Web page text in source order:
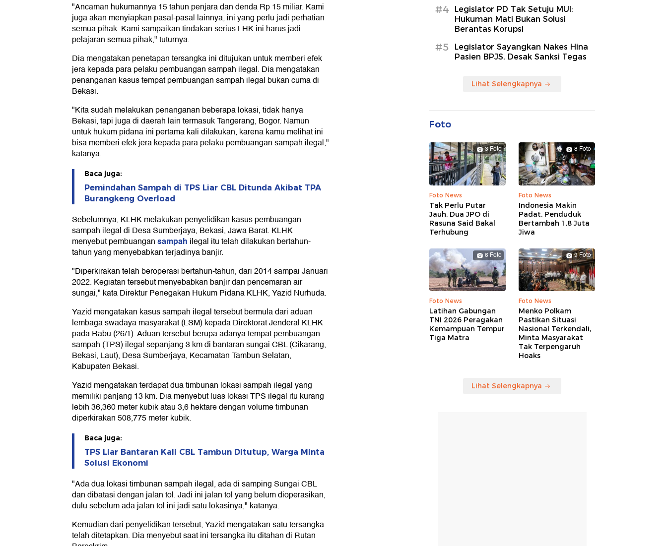
"Ancaman hukumannya 15 tahun penjara dan denda Rp 15 miliar. Kami
juga akan menyiapkan pasal-pasal lainnya, ini yang perlu jadi perhatian
semua pihak. Kami sampaikan tindakan serius LHK ini harus jadi
pelajaran semua pihak," tuturnya.
Dia mengatakan penetapan tersangka ini ditujukan untuk memberi efek
jera kepada para pelaku pembuangan sampah ilegal. Dia mengatakan
penanganan kasus tempat pembuangan sampah ilegal bukan cuma di
Bekasi.
"Kita sudah melakukan penanganan beberapa lokasi, tidak hanya
Bekasi, tapi juga di daerah lain termasuk Tangerang, Bogor. Namun
untuk hukum pidana ini pertama kali dilakukan, karena kamu melihat ini
bisa memberi efek jera kepada para pelaku pembuangan sampah ilegal,"
katanya.
Baca juga:
Pemindahan Sampah di TPS Liar CBL Ditunda Akibat TPA
Burangkeng Overload
Sebelumnya, KLHK melakukan penyelidikan kasus pembuangan
sampah ilegal di Desa Sumberjaya, Bekasi, Jawa Barat. KLHK
menyebut pembuangansampah ilegal itu telah dilakukan bertahun-
tahun yang menyebabkan terjadinya banjir.
"Diperkirakan telah beroperasi bertahun-tahun, dari 2014 sampai Januari
2022. Kegiatan tersebut menyebabkan banjir dan pencemaran air
sungai," kata Direktur Penegakan Hukum Pidana KLHK, Yazid Nurhuda.
Yazid mengatakan kasus sampah ilegal tersebut bermula dari aduan
lembaga swadaya masyarakat (LSM) kepada Direktorat Jenderal KLHK
pada Rabu (26/1). Aduan tersebut berupa adanya tempat pembuangan
sampah (TPS) ilegal sepanjang 3 km di bantaran sungai CBL (Cikarang,
Bekasi, Laut), Desa Sumberjaya, Kecamatan Tambun Selatan,
Kabupaten Bekasi.
Yazid mengatakan terdapat dua timbunan lokasi sampah ilegal yang
memiliki panjang 13 km. Dia menyebut luas lokasi TPS ilegal itu kurang
lebih 36,360 meter kubik atau 3,6 hektare dengan volume timbunan
diperkirakan 508,775 meter kubik.
Baca juga:
TPS Liar Bantaran Kali CBL Tambun Ditutup, Warga Minta
Solusi Ekonomi
"Ada dua lokasi timbunan sampah ilegal, ada di samping Sungai CBL
dan dibatasi dengan jalan tol. Jadi ini jalan tol yang belum dioperasikan,
dulu sebelum ada jalan tol ini jadi satu lokasinya," katanya.
Kemudian dari penyelidikan tersebut, Yazid mengatakan satu tersangka
telah ditetapkan. Dia menyebut saat ini tersangka itu ditahan di Rutan
#4
Legislator PD Tak Setuju MUI:
Hukuman Mati Bukan Solusi
Berantas Korupsi
#5
Legislator Sayangkan Nakes Hina
Pasien BPJS, Desak Sanksi Tegas
Lihat Selengkapnya
Foto
3 Foto
Foto News
Tak Perlu Putar
Jauh, Dua JPO di
Rasuna Said Bakal
Terhubung
8 Foto
Foto News
Indonesia Makin
Padat, Penduduk
Bertambah 1,8 Juta
Jiwa
6 Foto
Foto News
Latihan Gabungan
TNI 2026 Peragakan
Kemampuan Tempur
Tiga Matra
9 Foto
Foto News
Menko Polkam
Pastikan Situasi
Nasional Terkendali,
Minta Masyarakat
Tak Terpengaruh
Hoaks
Lihat Selengkapnya